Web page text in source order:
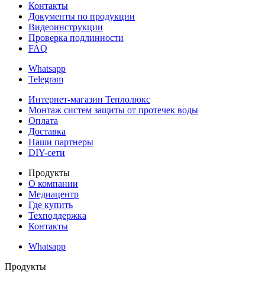
Контакты
Документы по продукции
Видеоинструкции
Проверка подлинности
FAQ
Whatsapp
Telegram
Интернет-магазин Теплолюкс
Монтаж систем защиты от протечек воды
Оплата
Доставка
Наши партнеры
DIY-сети
Продукты
О компании
Медиацентр
Где купить
Техподдержка
Контакты
Whatsapp
Продукты